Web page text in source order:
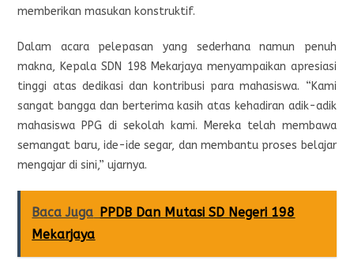
memberikan masukan konstruktif.
Dalam acara pelepasan yang sederhana namun penuh
makna, Kepala SDN 198 Mekarjaya menyampaikan apresiasi
tinggi atas dedikasi dan kontribusi para mahasiswa. “Kami
sangat bangga dan berterima kasih atas kehadiran adik-adik
mahasiswa PPG di sekolah kami. Mereka telah membawa
semangat baru, ide-ide segar, dan membantu proses belajar
mengajar di sini,” ujarnya.
Baca Juga PPDB Dan Mutasi SD Negeri 198
Mekarjaya